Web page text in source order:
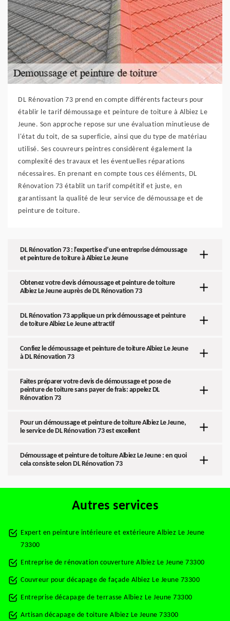
DL Rénovation 73 prend en compte différents facteurs pour
établir le tarif démoussage et peinture de toiture à Albiez Le
Jeune. Son approche repose sur une évaluation minutieuse de
l'état du toit, de sa superficie, ainsi que du type de matériau
utilisé. Ses couvreurs peintres considèrent également la
complexité des travaux et les éventuelles réparations
nécessaires. En prenant en compte tous ces éléments, DL
Rénovation 73 établit un tarif compétitif et juste, en
garantissant la qualité de leur service de démoussage et de
peinture de toiture.
DL Rénovation 73 : l’expertise d’une entreprise démoussage
et peinture de toiture à Albiez Le Jeune
Obtenez votre devis démoussage et peinture de toiture
Albiez Le Jeune auprès de DL Rénovation 73
DL Rénovation 73 applique un prix démoussage et peinture
de toiture Albiez Le Jeune attractif
Confiez le démoussage et peinture de toiture Albiez Le Jeune
à DL Rénovation 73
Faites préparer votre devis de démoussage et pose de
peinture de toiture sans payer de frais: appelez DL
Rénovation 73
Pour un démoussage et peinture de toiture Albiez Le Jeune,
le service de DL Rénovation 73 est excellent
Démoussage et peinture de toiture Albiez Le Jeune : en quoi
cela consiste selon DL Rénovation 73
Autres services
Expert en peinture intérieure et extérieure Albiez Le Jeune
73300
Entreprise de rénovation couverture Albiez Le Jeune 73300
Couvreur pour décapage de façade Albiez Le Jeune 73300
Entreprise décapage de terrasse Albiez Le Jeune 73300
Artisan décapage de toiture Albiez Le Jeune 73300